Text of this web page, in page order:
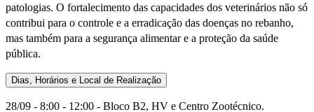
patologias. O fortalecimento das capacidades dos veterinários não só
contribui para o controle e a erradicação das doenças no rebanho,
mas também para a segurança alimentar e a proteção da saúde
pública.
Dias, Horários e Local de Realização
28/09 - 8:00 - 12:00 - Bloco B2, HV e Centro Zootécnico.